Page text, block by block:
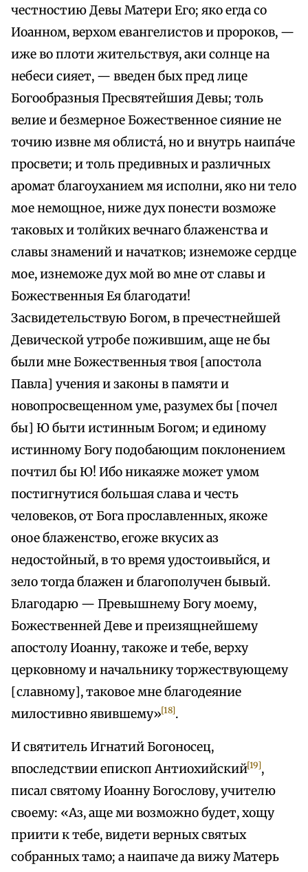
честностию Девы Матери Его; яко егда со
Иоанном, верхом евангелистов и пророков, —
иже во плоти жительствуя, аки солнце на
небеси сияет, — введен бых пред лице
Богообразныя Пресвятейшия Девы; толь
велие и безмерное Божественное сияние не
точию извне мя облиста́, но и внутрь наипа́че
просвети; и толь предивных и различных
аромат благоуханием мя исполни, яко ни тело
мое немощное, ниже дух понести возможе
таковых и толйких вечнаго блаженства и
славы знамений и начатков; изнеможе сердце
мое, изнеможе дух мой во мне от славы и
Божественныя Ея благодати!
Засвидетельствую Богом, в пречестнейшей
Девической утробе пожившим, аще не бы
были мне Божественныя твоя [апостола
Павла] учения и законы в памяти и
новопросвещенном уме, разумех бы [почел
бы] Ю быти истинным Богом; и единому
истинному Богу подобающим поклонением
почтил бы Ю! Ибо никаяже может умом
постигнутися большая слава и честь
человеков, от Бога прославленных, якоже
оное блаженство, егоже вкусих аз
недостойный, в то время удостоивыйся, и
зело тогда блажен и благополучен бывый.
Благодарю — Превышнему Богу моему,
Божественней Деве и преизящнейшему
апостолу Иоанну, такоже и тебе, верху
церковному и начальнику торжествующему
[славному], таковое мне благодеяние
милостивно явившему»[18].
И святитель Игнатий Богоносец,
впоследствии епископ Антиохийский[19],
писал святому Иоанну Богослову, учителю
своему: «Аз, аще ми возможно будет, хощу
приити к тебе, видети верных святых
собранных тамо; а наипаче да вижу Матерь